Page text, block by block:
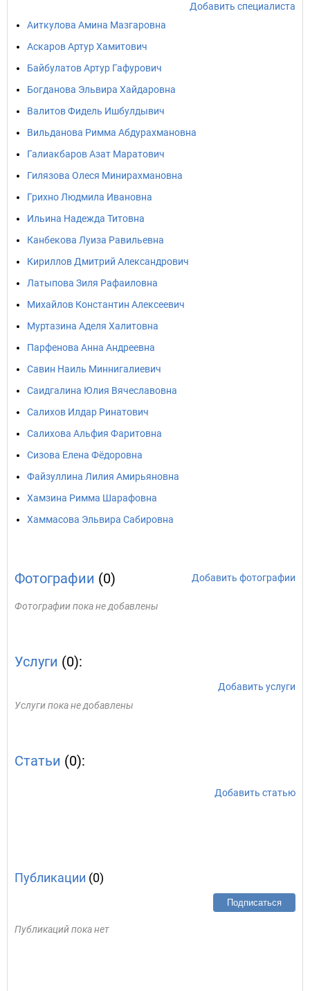
Добавить специалиста
Аиткулова Амина Мазгаровна
Аскаров Артур Хамитович
Байбулатов Артур Гафурович
Богданова Эльвира Хайдаровна
Валитов Фидель Ишбулдывич
Вильданова Римма Абдурахмановна
Галиакбаров Азат Маратович
Гилязова Олеся Минирахмановна
Грихно Людмила Ивановна
Ильина Надежда Титовна
Канбекова Луиза Равильевна
Кириллов Дмитрий Александрович
Латыпова Зиля Рафаиловна
Михайлов Константин Алексеевич
Муртазина Аделя Халитовна
Парфенова Анна Андреевна
Савин Наиль Миннигалиевич
Саидгалина Юлия Вячеславовна
Салихов Илдар Ринатович
Салихова Альфия Фаритовна
Сизова Елена Фёдоровна
Файзуллина Лилия Амирьяновна
Хамзина Римма Шарафовна
Хаммасова Эльвира Сабировна
Фотографии (0) Добавить фотографии
Фотографии пока не добавлены
Услуги (0):
Добавить услуги
Услуги пока не добавлены
Статьи (0):
Добавить статью
Публикации (0)
Подписаться
Публикаций пока нет